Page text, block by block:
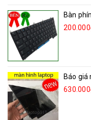
Bàn
Báo giá